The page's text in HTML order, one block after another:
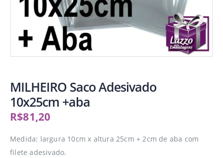
MILHEIRO Saco Adesivado
10x25cm +aba
R$81,20
Medida: largura 10cm x altura 25cm + 2cm de aba com
filete adesivado.